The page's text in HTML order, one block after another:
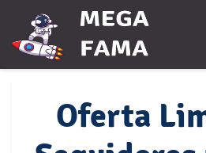
Oferta